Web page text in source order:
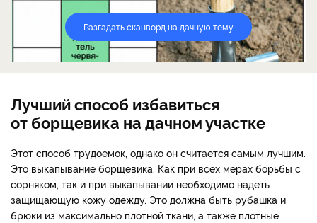
Разгадать сканворд на дачную тему
Лучший способ избавиться
от борщевика на дачном участке
Этот способ трудоемок, однако он считается самым лучшим.
Это выкапывание борщевика. Как при всех мерах борьбы с
сорняком, так и при выкапывании необходимо надеть
защищающую кожу одежду. Это должна быть рубашка и
брюки из максимально плотной ткани, а также плотные